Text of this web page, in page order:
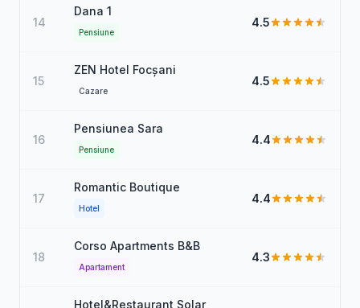
14
Dana 1
Pensiune
4.5
15
ZEN Hotel Focşani
Cazare
4.5
16
Pensiunea Sara
Pensiune
4.4
17
Romantic Boutique
Hotel
4.4
18
Corso Apartments B&B
Apartament
4.3
Hotel&Restaurant Solar